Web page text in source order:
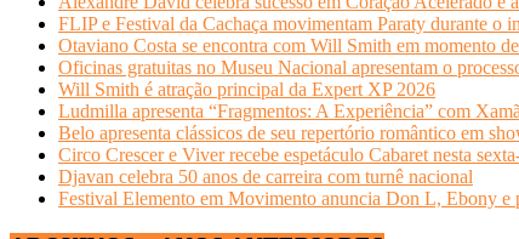
FLIP e Festival da Cachaça movimentam Paraty durante o
Otaviano Costa se encontra com Will Smith em momento
Oficinas gratuitas no Museu Nacional apresentam o
Will Smith é atração principal da Expert XP 2026
Ludmilla apresenta “Fragmentos: A Experiência” com
Belo apresenta clássicos de seu repertório romântico em
Circo Crescer e Viver recebe espetáculo Cabaret nesta
Djavan celebra 50 anos de carreira com turnê nacional
Festival Elemento em Movimento anuncia Don L, Ebony e